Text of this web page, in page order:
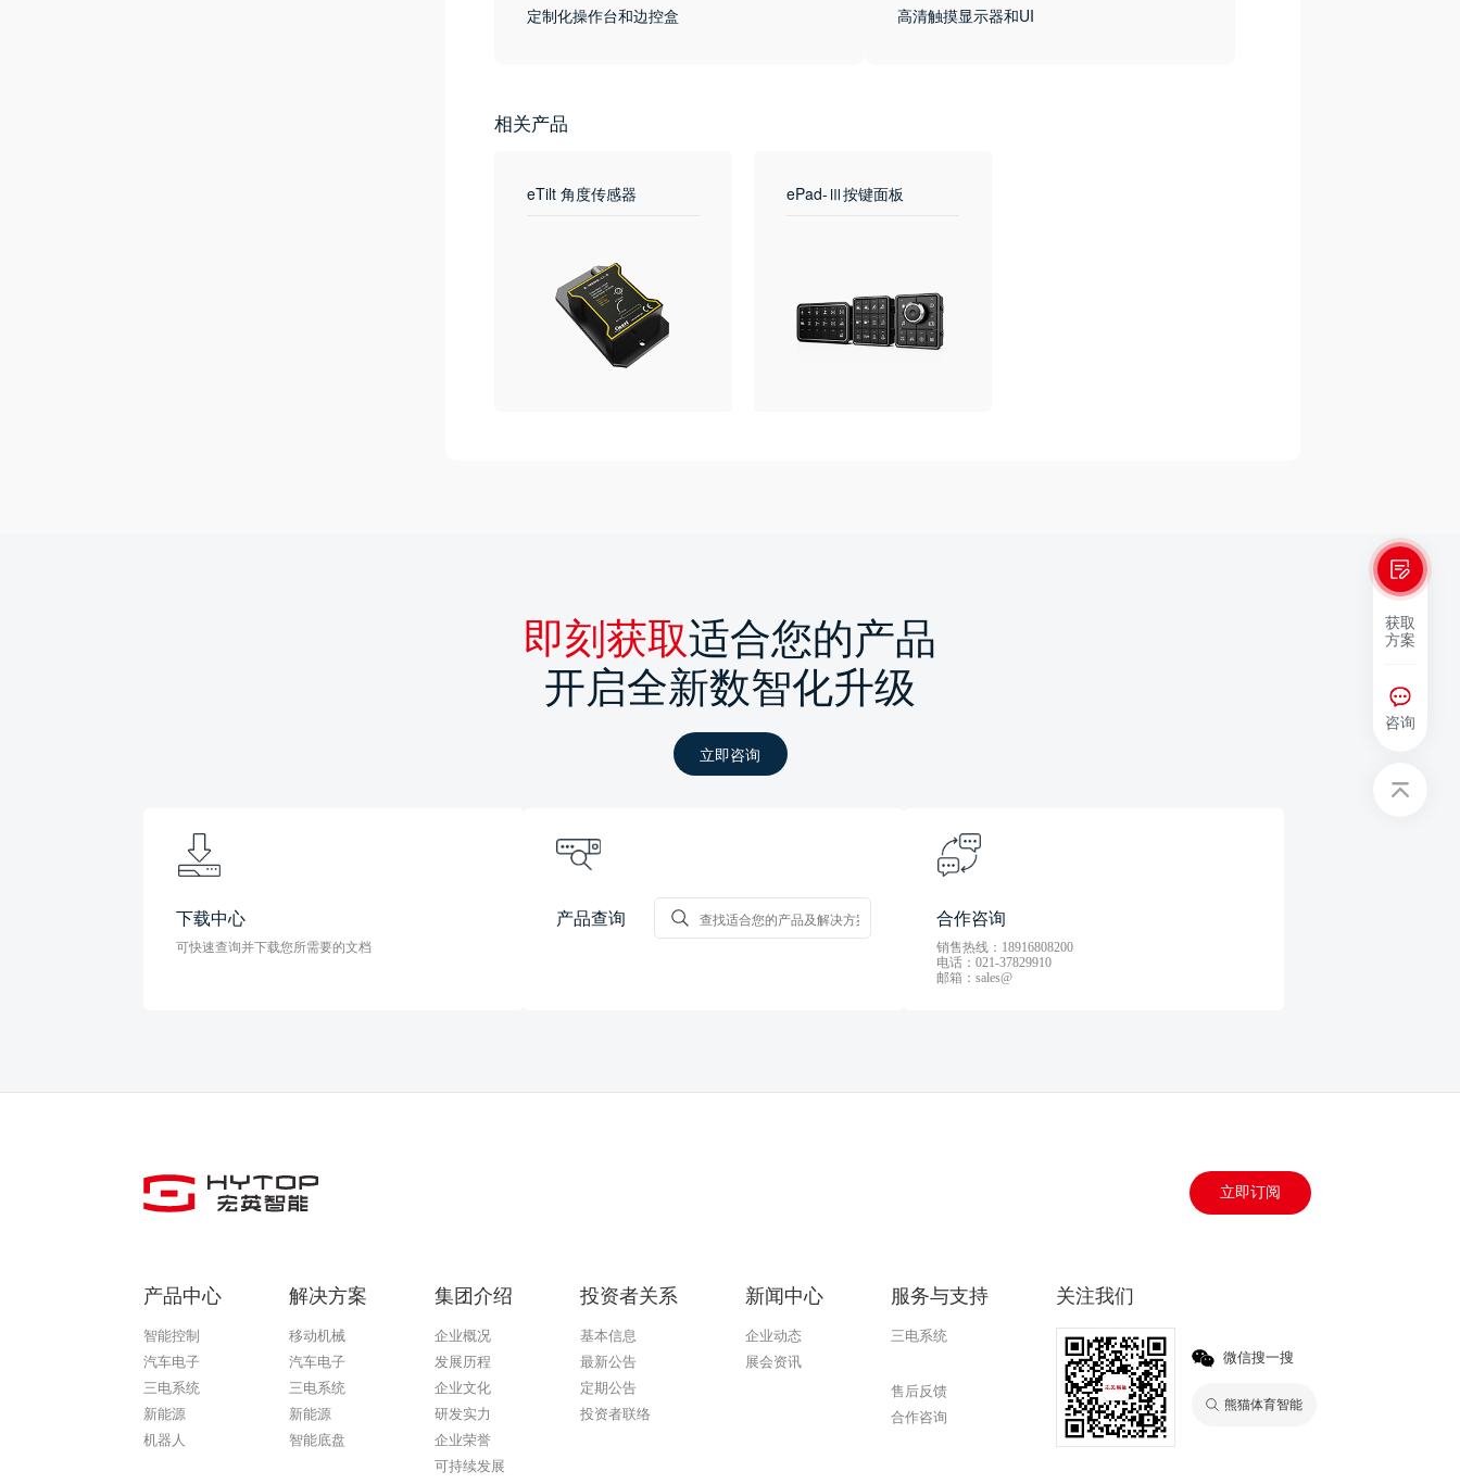
定制化操作台和边控盒 高清触摸显示器和UI
相关产品
eTilt 角度传感器 ePad-Ⅲ按键面板
即刻获取适合您的产品
开启全新数智化升级
立即咨询
下载中心
可快速查询并下载您所需要的文档
产品查询 合作咨询
销售热线：18916808200
电话：021-37829910
邮箱：sales@
获取
方案
咨询
立即订阅
产品中心
智能控制
汽车电子
三电系统
新能源
机器人
解决方案
移动机械
汽车电子
三电系统
新能源
智能底盘
集团介绍
企业概况
发展历程
企业文化
研发实力
企业荣誉
可持续发展
投资者关系
基本信息
最新公告
定期公告
投资者联络
新闻中心
企业动态
展会资讯
服务与支持
三电系统
售后反馈
合作咨询
关注我们
微信搜一搜
熊猫体育智能